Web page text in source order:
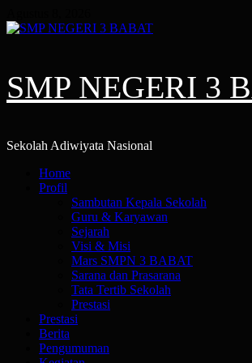
to
SMP NEGERI 3
Sekolah Adiwiyata Nasional
PrimaryHome
Profil
Sambutan Kepala Sekolah
Guru & Karyawan
Sejarah
Visi & Misi
Mars SMPN 3 BABAT
Sarana dan Prasarana
Tata Tertib Sekolah
Prestasi
Prestasi
Berita
Pengumuman